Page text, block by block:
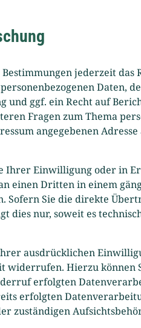
jederzeit das
Daten,
und ggf. ein Recht auf
Fragen zum Thema
angegebenen Adresse
Ihrer Einwilligung oder in
einen Dritten in einem
Sofern Sie die direkte
dies nur, soweit es
ausdrücklichen
Hierzu können
erfolgten
erfolgten
zuständigen